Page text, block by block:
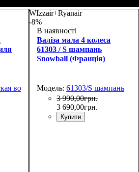
31х36х17
волна
WIzzair+Ryanair
-8%
В наявності
Валіза мала 4 колеса
61303 / S шампань
Snowball (Франція)
Модель: 61303/S шампань
3 990,00грн.
3 690,00грн.
Купити